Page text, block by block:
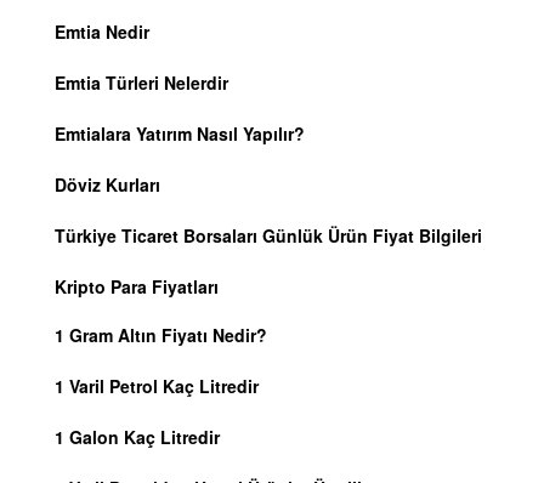
Emtia Nedir
Emtia Türleri Nelerdir
Emtialara Yatırım Nasıl Yapılır?
Döviz Kurları
Türkiye Ticaret Borsaları Günlük Ürün Fiyat Bilgileri
Kripto Para Fiyatları
1 Gram Altın Fiyatı Nedir?
1 Varil Petrol Kaç Litredir
1 Galon Kaç Litredir